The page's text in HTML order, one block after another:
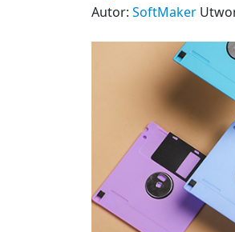
Autor: SoftMaker